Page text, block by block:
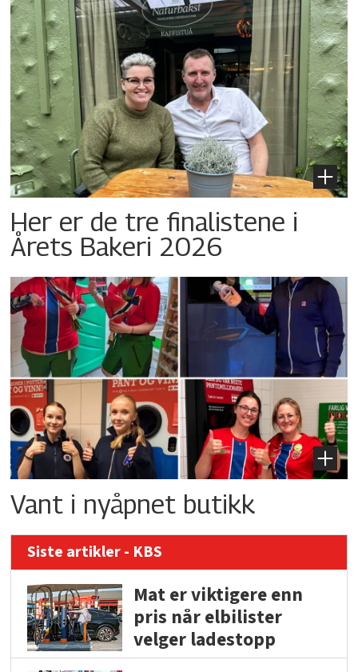
Her er de tre finalistene i
Årets Bakeri 2026
Vant i nyåpnet butikk
Siste artikler - KBS
Mat er viktigere enn
pris når elbilister
velger ladestopp